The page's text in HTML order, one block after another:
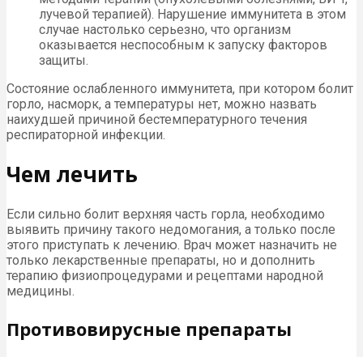
лучевой терапией). Нарушение иммунитета в этом
случае настолько серьезно, что организм
оказывается неспособным к запуску факторов
защиты.
Состояние ослабленного иммунитета, при котором болит
горло, насморк, а температуры нет, можно назвать
наихудшей причиной бестемпературного течения
респираторной инфекции.
Чем лечить
Если сильно болит верхняя часть горла, необходимо
выявить причину такого недомогания, а только после
этого приступать к лечению. Врач может назначить не
только лекарственные препараты, но и дополнить
терапию физиопроцедурами и рецептами народной
медицины.
Противовирусные препараты